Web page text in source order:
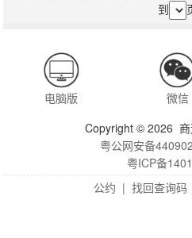
到
电脑版 微信
Copyright © 2026 商
粤公网安备
粤ICP备
公约 | 找回查询码